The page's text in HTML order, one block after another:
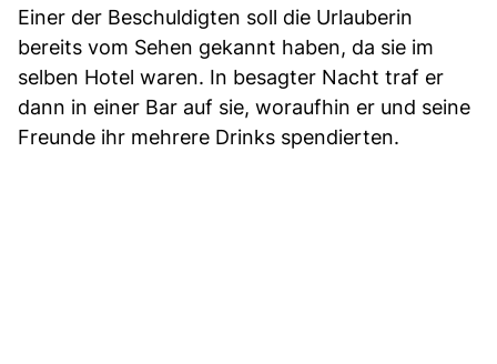
Einer der Beschuldigten soll die Urlauberin
bereits vom Sehen gekannt haben, da sie im
selben Hotel waren. In besagter Nacht traf er
dann in einer Bar auf sie, woraufhin er und seine
Freunde ihr mehrere Drinks spendierten.